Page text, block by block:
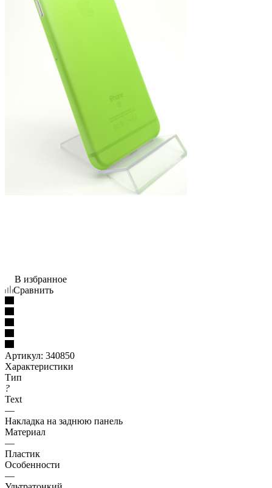
В избранное
Сравнить
Артикул: 340850
Характеристики
Тип
?
Text
—
Накладка на заднюю панель
Материал
—
Пластик
Особенности
—